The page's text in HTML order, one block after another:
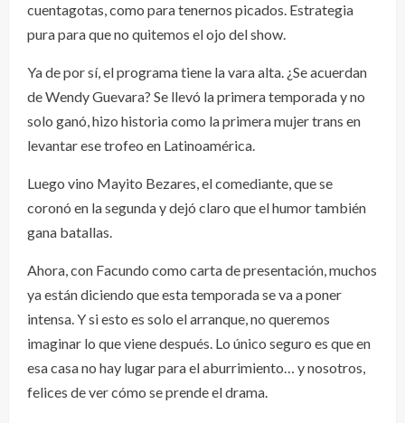
cuentagotas, como para tenernos picados. Estrategia
pura para que no quitemos el ojo del show.
Ya de por sí, el programa tiene la vara alta. ¿Se acuerdan
de Wendy Guevara? Se llevó la primera temporada y no
solo ganó, hizo historia como la primera mujer trans en
levantar ese trofeo en Latinoamérica.
Luego vino Mayito Bezares, el comediante, que se
coronó en la segunda y dejó claro que el humor también
gana batallas.
Ahora, con Facundo como carta de presentación, muchos
ya están diciendo que esta temporada se va a poner
intensa. Y si esto es solo el arranque, no queremos
imaginar lo que viene después. Lo único seguro es que en
esa casa no hay lugar para el aburrimiento… y nosotros,
felices de ver cómo se prende el drama.